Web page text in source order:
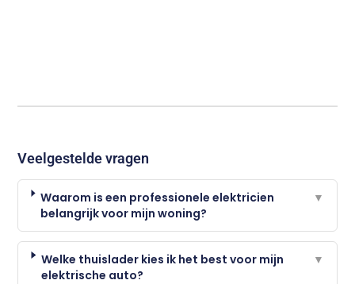
Veelgestelde vragen
Waarom is een professionele elektricien
belangrijk voor mijn woning?
▼
Welke thuislader kies ik het best voor mijn
elektrische auto?
▼